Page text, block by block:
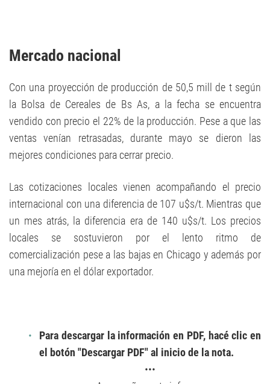
Mercado nacional
Con una proyección de producción de 50,5 mill de t según
la Bolsa de Cereales de Bs As, a la fecha se encuentra
vendido con precio el 22% de la producción. Pese a que las
ventas venían retrasadas, durante mayo se dieron las
mejores condiciones para cerrar precio.
Las cotizaciones locales vienen acompañando el precio
internacional con una diferencia de 107 u$s/t. Mientras que
un mes atrás, la diferencia era de 140 u$s/t. Los precios
locales se sostuvieron por el lento ritmo de
comercialización pese a las bajas en Chicago y además por
una mejoría en el dólar exportador.
Para descargar la información en PDF, hacé clic en
el botón "Descargar PDF" al inicio de la nota.
•••